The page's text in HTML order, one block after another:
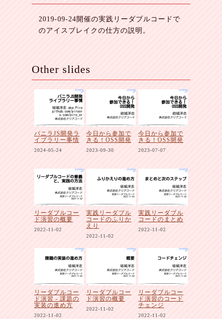
2019-09-24開催の実践リーダブルコードで
のアイスブレイクの仕方の説明。
Other slides
バニラJS開発ラ
イブラリー事情
2024-05-24
今日から参加で
きる！OSS開発
2023-09-30
今日から参加で
きる！OSS開発
2023-07-07
リーダブルコー
ド演習の概要
2022-11-02
実践リーダブル
コードのふりか
えり
2022-11-02
実践リーダブル
コードのまとめ
2022-11-02
リーダブルコー
ド演習 - 課題の
実装の進め方
2022-11-02
リーダブルコー
ド演習の概要
2022-11-02
リーダブルコー
ド演習のコード
チェンジ
2022-11-02